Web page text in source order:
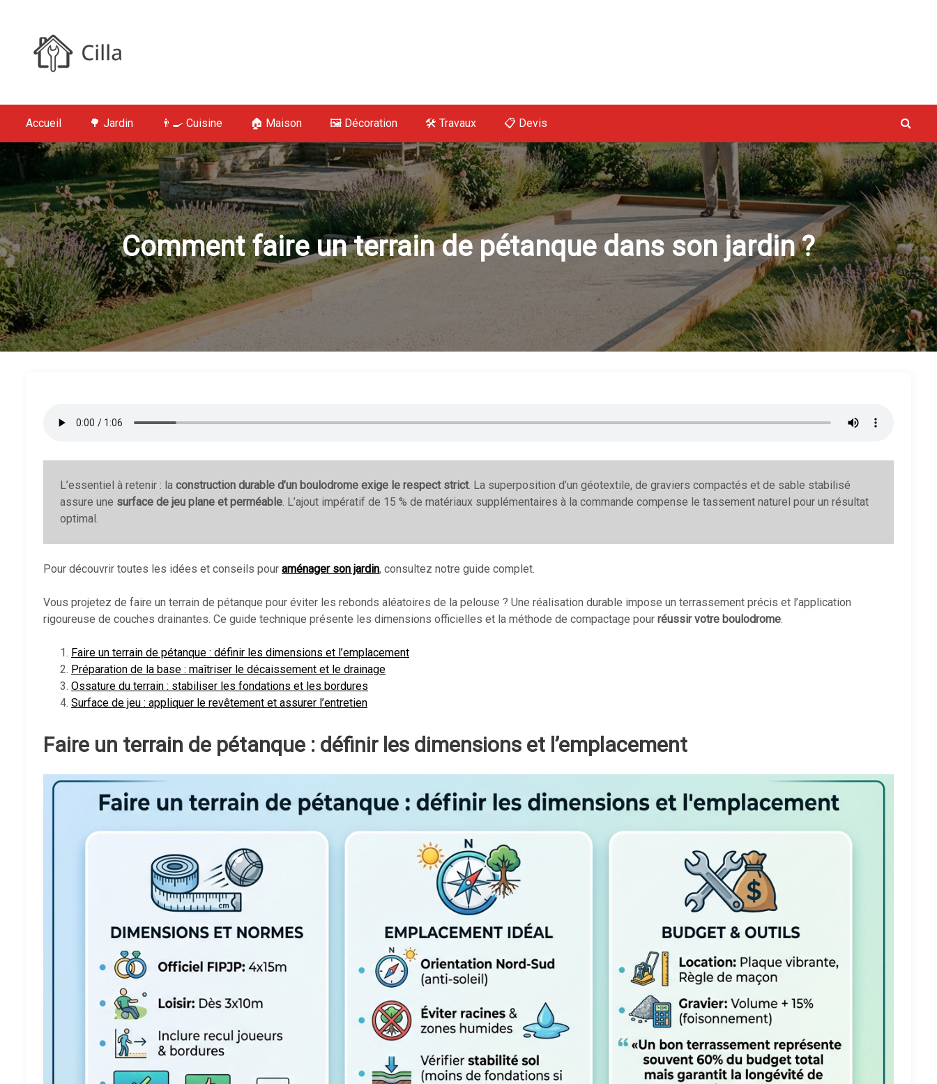
c
n
t
Cilla : Jardin, Maison, Déco, Travaux
Accueil 🌳 Jardin 👨‍🍳 Cuisine 🏠 Maison 🖼️ Décoration 🛠 Travaux 📋 Devis
Comment faire un terrain de pétanque dans son jardin ?
L’essentiel à retenir : la construction durable d’un boulodrome exige le respect strict. La superposition d’un géotextile, de graviers compactés et de sable stabilisé
assure une surface de jeu plane et perméable. L’ajout impératif de 15 % de matériaux supplémentaires à la commande compense le tassement naturel pour un résultat
optimal.
Pour découvrir toutes les idées et conseils pour aménager son jardin, consultez notre guide complet.
Vous projetez de faire un terrain de pétanque pour éviter les rebonds aléatoires de la pelouse ? Une réalisation durable impose un terrassement précis et l’application
rigoureuse de couches drainantes. Ce guide technique présente les dimensions officielles et la méthode de compactage pour réussir votre boulodrome.
Faire un terrain de pétanque : définir les dimensions et l’emplacement
Préparation de la base : maîtriser le décaissement et le drainage
Ossature du terrain : stabiliser les fondations et les bordures
Surface de jeu : appliquer le revêtement et assurer l’entretien
Faire un terrain de pétanque : définir les dimensions et l’emplacement